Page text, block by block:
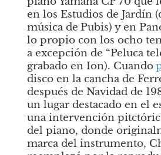
en los Estudios de Jardín
música de Pubis) y en
lo propio con los ocho
a excepción de “Peluca
grabado en Ion). Cuando
disco en la cancha de
después de Navidad de
un lugar destacado en el
una intervención
del piano, donde
marca del instrumento,